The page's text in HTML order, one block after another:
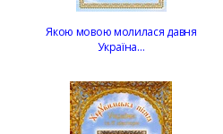
Якою мовою молилася давня
Україна…